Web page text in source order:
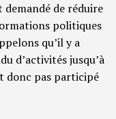
de réduire
politiques
qu’il y a
d’activités jusqu’à
donc pas participé